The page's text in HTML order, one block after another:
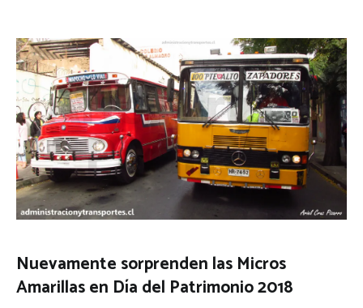
Nuevamente sorprenden las Micros
Amarillas en Día del Patrimonio 2018